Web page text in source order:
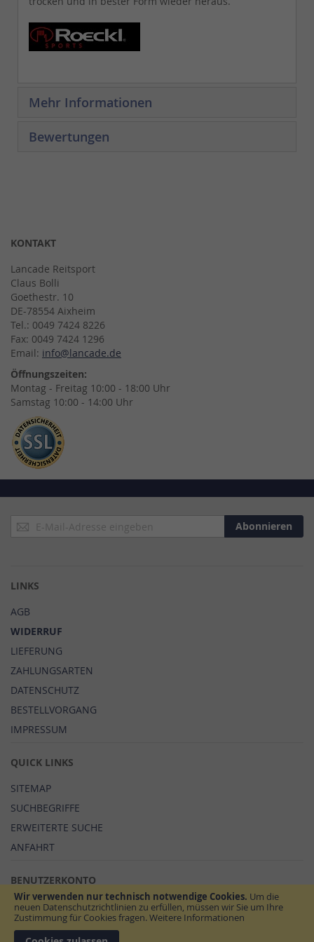
Wir verwenden nur technisch notwendige Cookies. Um die
neuen Datenschutzrichtlinien zu erfüllen, müssen wir Sie um Ihre
Zustimmung für Cookies fragen.Weitere Informationen
Mehr Informationen
Bewertungen
KONTAKT
Lancade Reitsport
Claus Bolli
Goethestr. 10
DE-78554 Aixheim
Tel.: 0049 7424 8226
Fax: 0049 7424 1296
Email: info@lancade.de
Öffnungszeiten:
Montag - Freitag 10:00 - 18:00 Uhr
Samstag 10:00 - 14:00 Uhr
Anmeldung
zum
Abonnieren
LINKS
AGB
WIDERRUF
LIEFERUNG
ZAHLUNGSARTEN
DATENSCHUTZ
BESTELLVORGANG
IMPRESSUM
QUICK LINKS
SITEMAP
SUCHBEGRIFFE
ERWEITERTE SUCHE
ANFAHRT
BENUTZERKONTO
MEIN BENUTZERKONTO